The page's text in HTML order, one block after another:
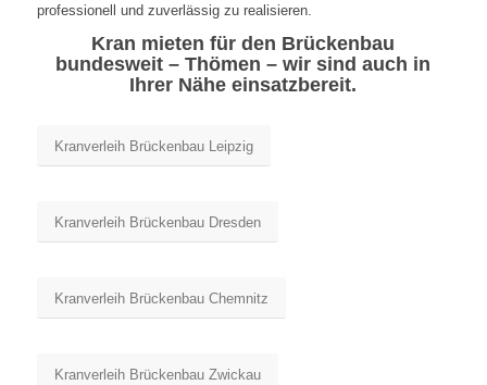
professionell und zuverlässig zu realisieren.
Kran mieten für den Brückenbau
bundesweit – Thömen – wir sind auch in
Ihrer Nähe einsatzbereit.
Kranverleih Brückenbau Leipzig
Kranverleih Brückenbau Dresden
Kranverleih Brückenbau Chemnitz
Kranverleih Brückenbau Zwickau